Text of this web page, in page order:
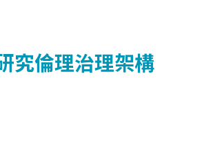
究倫理治理架構